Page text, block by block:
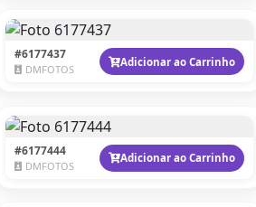
#6177437
DMFOTOS
Adicionar ao Carrinho
#6177444
DMFOTOS
Adicionar ao Carrinho